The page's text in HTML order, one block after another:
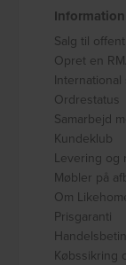
Information
Salg til
Opret en
Ordrestatus
Samarbejd
Kundeklub
Levering og
Møbler på
Om
Prisgaranti
Købssikring